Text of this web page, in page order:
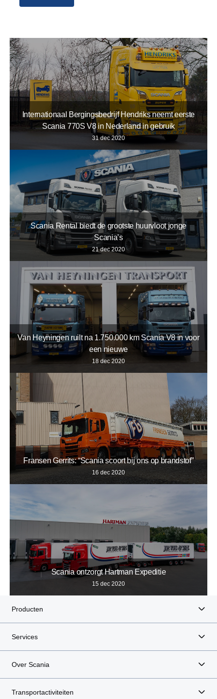
Internationaal Bergingsbedrijf Hendriks neemt eerste
Scania 770S V8 in Nederland in gebruik
31 dec 2020
Scania Rental biedt de grootste huurvloot jonge
Scania’s
21 dec 2020
Van Heyningen ruilt na 1.750.000 km Scania V8 in voor
een nieuwe
18 dec 2020
Fransen Gerrits: “Scania scoort bij ons op brandstof”
16 dec 2020
Scania ontzorgt Hartman Expeditie
15 dec 2020
Producten
Services
Over Scania
Transportactiviteiten